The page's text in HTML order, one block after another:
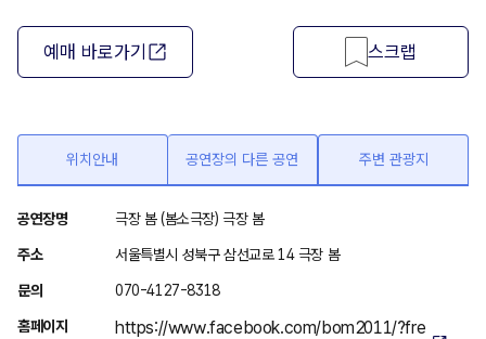
예매 바로가기 스크랩
위치안내 공연장의 다른 공연 주변 관광지
위
치
안
공연장명 극장 봄 (봄소극장) 극장 봄
주소 서울특별시 성북구 삼선교로 14 극장 봄
문의 070-4127-8318
홈페이지
https://www.facebook.com/bom2011/?fre